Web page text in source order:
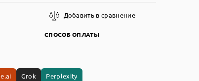
Добавить в сравнение
СПОСОБ ОПЛАТЫ
Grok Perplexity